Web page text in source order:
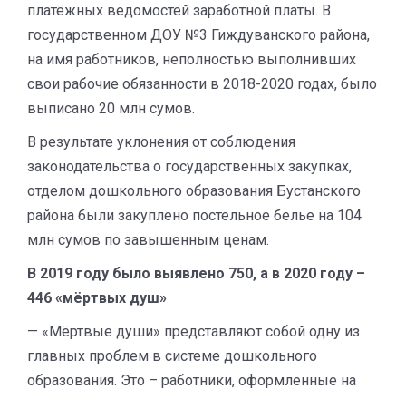
платёжных ведомостей заработной платы. В
государственном ДОУ №3 Гиждуванского района,
на имя работников, неполностью выполнивших
свои рабочие обязанности в 2018-2020 годах, было
выписано 20 млн сумов.
В результате уклонения от соблюдения
законодательства о государственных закупках,
отделом дошкольного образования Бустанского
района были закуплено постельное белье на 104
млн сумов по завышенным ценам.
В 2019 году было выявлено 750, а в 2020 году –
446 «мёртвых душ»
— «Мёртвые души» представляют собой одну из
главных проблем в системе дошкольного
образования. Это – работники, оформленные на